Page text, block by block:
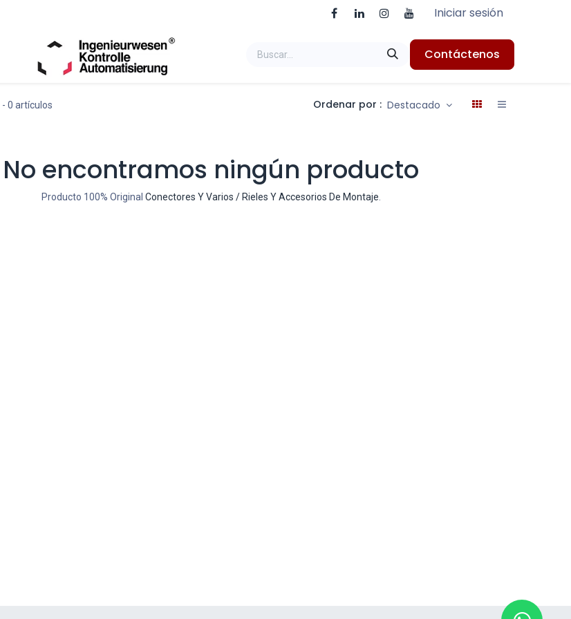
Iniciar sesión
Contáctenos
- 0 artículos Ordenar por : Destacado
No encontramos ningún producto
Producto 100% Original Conectores Y Varios / Rieles Y Accesorios De Montaje